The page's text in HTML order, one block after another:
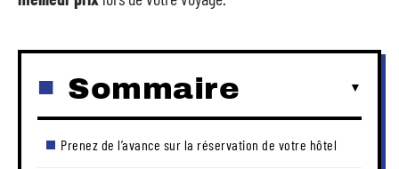
Sommaire
Prenez de l’avance sur la réservation de votre hôtel